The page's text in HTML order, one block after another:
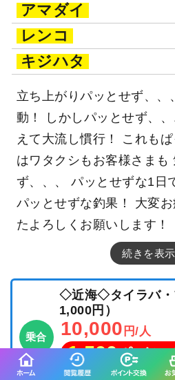
アマダイ
レンコ
キジハタ
立ち上がりパッとせず、、
動！ しかしパッとせず、
えて大流し慣行！ これも
はワタクシもお客様さまも
ず、、、 パッとせずな1日
パッとせずな釣果！ 大変
たよろしくお願いします！
続きを表示
乗合
◇近海◇タイラバ・
1,000円）
10,000 円/人
1,500ポイン